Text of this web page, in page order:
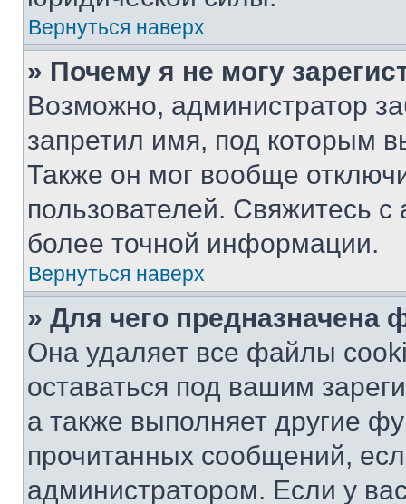
Вернуться наверх
» Почему я не могу
Возможно, администратор
запретил имя, под которым
Также он мог вообще
пользователей. Свяжитесь
более точной информации.
Вернуться наверх
» Для чего предназначена
Она удаляет все файлы
оставаться под вашим
а также выполняет другие
прочитанных сообщений,
администратором. Если у